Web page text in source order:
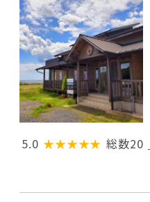
5.0 ★★★★★ 総数20